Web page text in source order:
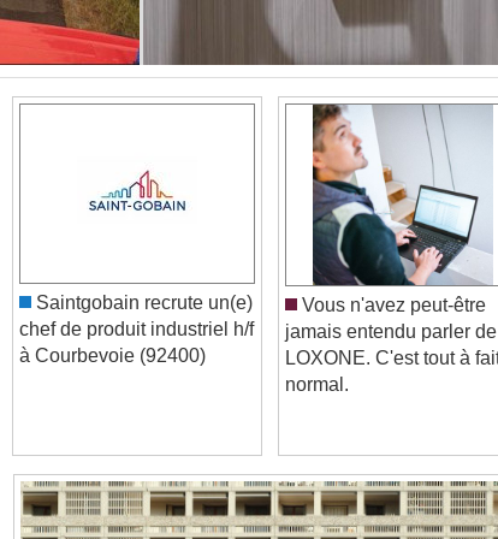
chef de produit industriel h/f
à Courbevoie (92400)
Vous n'avez peut-être
jamais entendu parler de
LOXONE. C'est tout à fait
normal.